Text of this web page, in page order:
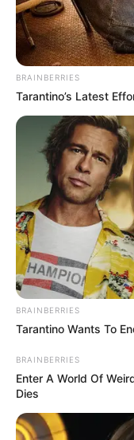
BRAINBERRIES
Tarantino’s Latest
BRAINBERRIES
Tarantino Wants To
BRAINBERRIES
Enter A World Of
Dies